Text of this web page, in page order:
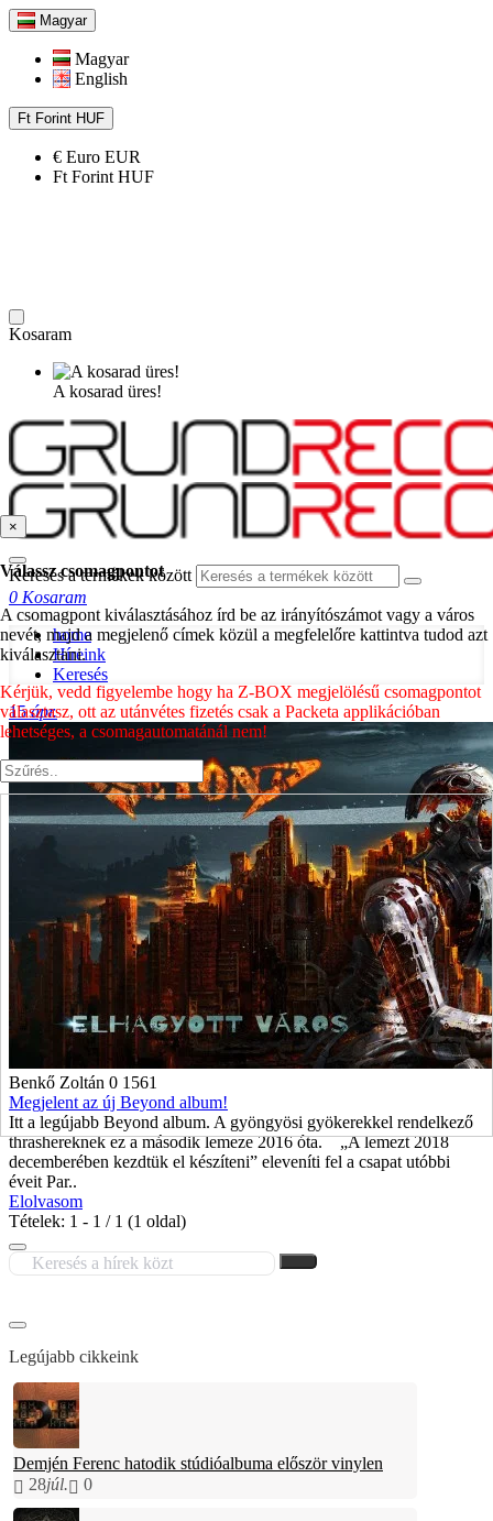
Magyar
Magyar
English
Ft Forint HUF
€ Euro EUR
Ft Forint HUF
Kosaram
A kosarad üres!
Keresés a termékek között
0 Kosaram
home
Híreink
Keresés
15ápr.
Benkő Zoltán 0 1561
Megjelent az új Beyond album!
Itt a legújabb Beyond album. A gyöngyösi gyökerekkel rendelkező
thrashereknek ez a második lemeze 2016 óta. „A lemezt 2018
decemberében kezdtük el készíteni” eleveníti fel a csapat utóbbi
éveit Par..
Elolvasom
Tételek: 1 - 1 / 1 (1 oldal)
Legújabb cikkeink
Demjén Ferenc hatodik stúdióalbuma először vinylen
28júl. 0
×
Válassz csomagpontot
A csomagpont kiválasztásához írd be az irányítószámot vagy a város
nevét, majd a megjelenő címek közül a megfelelőre kattintva tudod azt
kiválasztani.
Kérjük, vedd figyelembe hogy ha Z-BOX megjelölésű csomagpontot
választasz, ott az utánvétes fizetés csak a Packeta applikációban
lehetséges, a csomagautomatánál nem!